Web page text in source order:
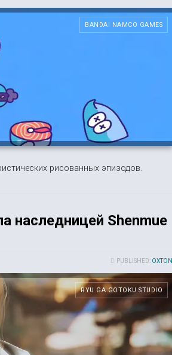
BANDAI NAMCO GAMES
рисованных эпизодов.
наследницей Shenmue
PUBLISHED: OXTON
RYU GA GOTOKU STUDIO